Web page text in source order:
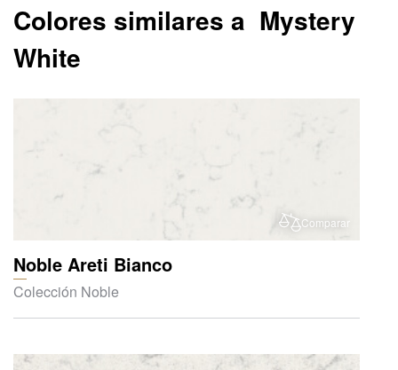
Colores similares a Mystery
White
Comparar
Noble Areti Bianco
Colección Noble